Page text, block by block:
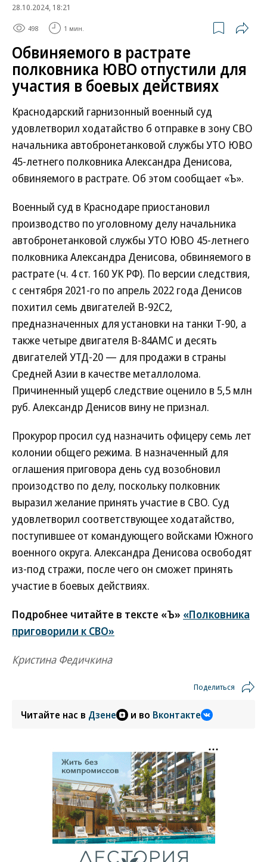
28.10.2024, 18:21
498 1 мин.
Обвиняемого в растрате
полковника ЮВО отпустили для
участия в боевых действиях
Краснодарский гарнизонный военный суд
удовлетворил ходатайство б отправке в зону СВО
начальника автобронетанковой службы УТО ЮВО
45-летнего полковника Александра Денисова,
обвиняемого в растрате. Об этом сообщает «Ъ».
Военный суд в Краснодаре приостановил
производство по уголовному делу начальника
автобронетанковой службы УТО ЮВО 45-летнего
полковника Александра Денисова, обвиняемого в
растрате (ч. 4 ст. 160 УК РФ). По версии следствия,
с сентября 2021-го по апрель 2022 года Денисов
похитил семь двигателей В-92С2,
предназначенных для установки на танки Т-90, а
также четыре двигателя В-84АМС и десять
двигателей УТД-20 — для продажи в страны
Средней Азии в качестве металлолома.
Причиненный ущерб следствие оценило в 5,5 млн
руб. Александр Денисов вину не признал.
Прокурор просил суд назначить офицеру семь лет
колонии общего режима. В назначенный для
оглашения приговора день суд возобновил
произодство по делу, поскольку полковник
выразил желание принять участие в СВО. Суд
удовлетворил соответствующее ходатайство,
поступившее от командующего войсками Южного
военного округа. Александра Денисова освободят
из-под стражи, после чего он сможет принять
участие в боевых действиях.
Подробнее читайте в тексте «Ъ» «Полковника
приговорили к СВО»
Кристина Федичкина
Поделиться
Читайте нас в Дзене и во Вконтакте